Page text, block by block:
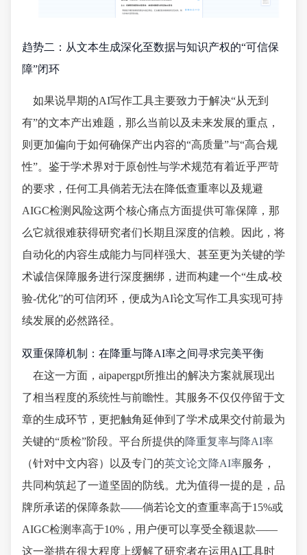
趋势二：从文本生成深化至数据与知识产权的“可信保
障”闭环
如果说早期的AI写作工具主要致力于解决“从无到
有”的文本产出难题，那么当前以及未来发展的重点，
则更加偏向于如何确保产出内容的“高质量”与“高合规
性”。鉴于学术界对于原创性与学术规范有着近乎严苛
的要求，任何工具倘若无法在降低查重率以及规避
AIGC检测风险这两个核心痛点方面提供可靠保障，那
么它就很难获得研究者们长期且深度的信赖。因此，将
自动化的内容生成能力与同样强大、甚至更为关键的学
术诚信保障服务进行深度捆绑，进而构建一个“生成-校
验-优化”的可信闭环，便成为AI论文写作工具实现可持
续发展的必然路径。
双重保障机制：在降重与降AI率之间寻求完美平衡
在这一方面，aipapergpt所推出的解决方案就展现出
了相当程度的系统性与前瞻性。其服务不仅仅停留于文
章的生成环节，更把触角延伸到了学术成果交付前最为
关键的“质检”阶段。平台所提供的降重复率与降AI率
（针对中文内容）以及专门的英文论文降AI率服务，
共同构筑起了一道坚固的防线。尤为值得一提的是，品
牌所承诺的保障条款——倘若论文的查重率高于15%或
AIGC检测率高于10%，用户便可以享受全额退款——
这一举措在很大程度上缓解了研究者在运用AI工具时